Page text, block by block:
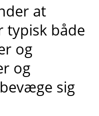
at
typisk både
og
og
sig